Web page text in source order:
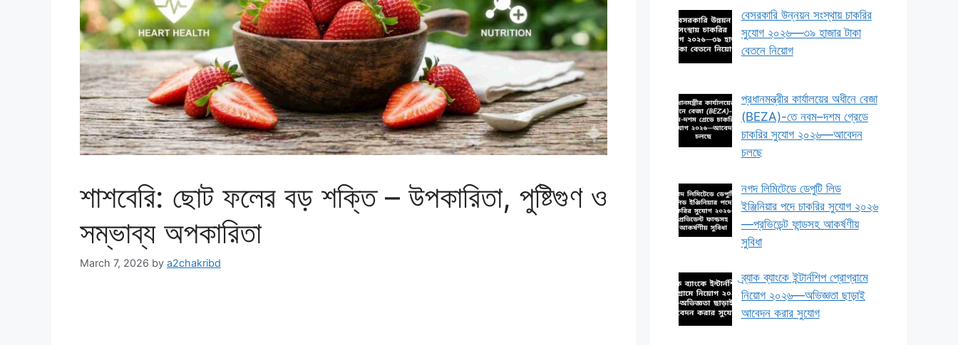
শাশবেরি: ছোট ফলের বড় শক্তি – উপকারিতা, পুষ্টিগুণ ও
সম্ভাব্য অপকারিতা
March 7, 2026 by a2chakribd
বেসরকারি উন্নয়ন সংস্থায় চাকরির
সুযোগ ২০২৬—৩৯ হাজার টাকা
বেতনে নিয়োগ
প্রধানমন্ত্রীর কার্যালয়ের অধীনে বেজা
(BEZA)-তে নবম–দশম গ্রেডে
চাকরির সুযোগ ২০২৬—আবেদন
চলছে
নগদ লিমিটেডে ডেপুটি লিড
ইঞ্জিনিয়ার পদে চাকরির সুযোগ ২০২৬
—প্রভিডেন্ট ফান্ডসহ আকর্ষণীয়
সুবিধা
ব্র্যাক ব্যাংকে ইন্টার্নশিপ প্রোগ্রামে
নিয়োগ ২০২৬—অভিজ্ঞতা ছাড়াই
আবেদন করার সুযোগ